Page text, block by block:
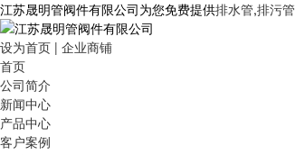
江苏晟明管阀件有限公司为您免费提供排水管,排污管
设为首页 | 企业商铺
首页
公司简介
新闻中心
产品中心
客户案例